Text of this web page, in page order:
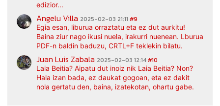
edizior...
Angelu Villa 2025-02-03 21:11 #9
Egia esan, liburua orraztatu eta ez dut aurkitu!
Baina ziur nago ikusi nuela, irakurri nuenean. Lburua
PDF-n baldin baduzu, CRTL+F teklekin bilatu.
Juan Luis Zabala 2025-02-03 12:14#10
Laia Beitia? Aipatu dut inoiz nik Laia Beitia? Non?
Hala izan bada, ez daukat gogoan, eta ez dakit
nola gertatu den, baina, izatekotan, ohartu gabe.